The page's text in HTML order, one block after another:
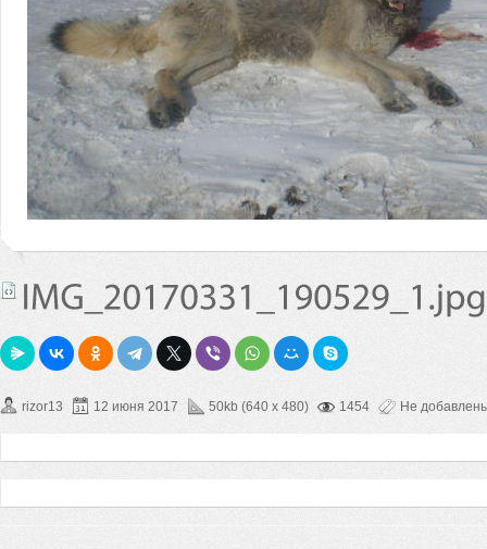
rizor13 12 июня 2017 50kb (640 x 480) 1454 Не